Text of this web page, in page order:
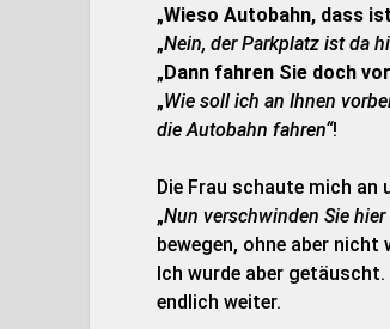
„Wieso Autobahn, dass
„Nein, der Parkplatz ist da
„Dann fahren Sie doch
„Wie soll ich an Ihnen
die Autobahn fahren“!
Die Frau schaute mich
„Nun verschwinden Sie
bewegen, ohne aber
Ich wurde aber getäuscht.
endlich weiter.